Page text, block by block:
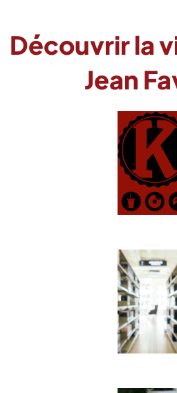
Découvrir la
Jean